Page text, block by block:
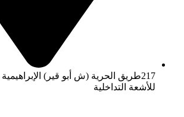
للأشعة التداخلية